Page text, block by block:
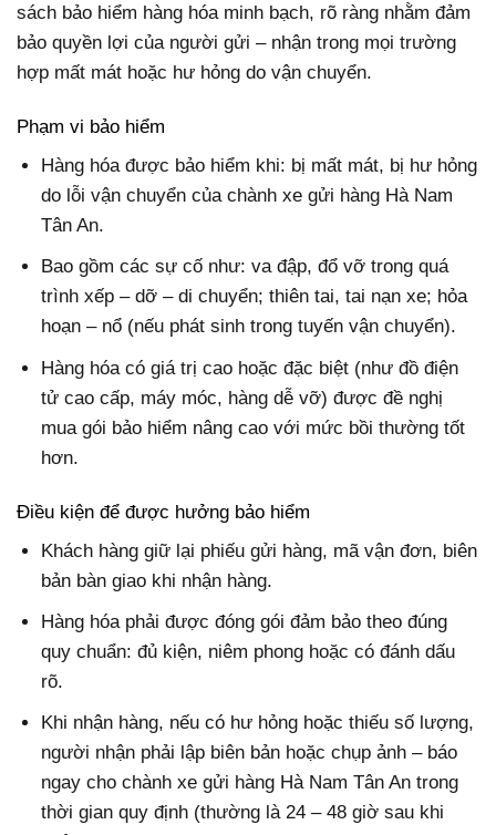
sách bảo hiểm hàng hóa minh bạch, rõ ràng nhằm đảm
bảo quyền lợi của người gửi – nhận trong mọi trường
hợp mất mát hoặc hư hỏng do vận chuyển.
Phạm vi bảo hiểm
Hàng hóa được bảo hiểm khi: bị mất mát, bị hư hỏng
do lỗi vận chuyển của chành xe gửi hàng Hà Nam
Tân An.
Bao gồm các sự cố như: va đập, đổ vỡ trong quá
trình xếp – dỡ – di chuyển; thiên tai, tai nạn xe; hỏa
hoạn – nổ (nếu phát sinh trong tuyến vận chuyển).
Hàng hóa có giá trị cao hoặc đặc biệt (như đồ điện
tử cao cấp, máy móc, hàng dễ vỡ) được đề nghị
mua gói bảo hiểm nâng cao với mức bồi thường tốt
hơn.
Điều kiện để được hưởng bảo hiểm
Khách hàng giữ lại phiếu gửi hàng, mã vận đơn, biên
bản bàn giao khi nhận hàng.
Hàng hóa phải được đóng gói đảm bảo theo đúng
quy chuẩn: đủ kiện, niêm phong hoặc có đánh dấu
rõ.
Khi nhận hàng, nếu có hư hỏng hoặc thiếu số lượng,
người nhận phải lập biên bản hoặc chụp ảnh – báo
ngay cho chành xe gửi hàng Hà Nam Tân An trong
thời gian quy định (thường là 24 – 48 giờ sau khi